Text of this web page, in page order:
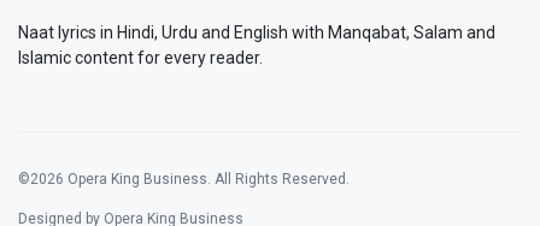
Naat lyrics in Hindi, Urdu and English with Manqabat, Salam and
Islamic content for every reader.
©2026 Opera King Business. All Rights Reserved.
Designed by Opera King Business